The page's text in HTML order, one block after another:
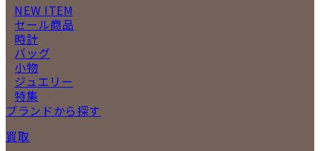
NEW ITEM
セール商品
時計
バッグ
小物
ジュエリー
特集
ブランドから探す
買取